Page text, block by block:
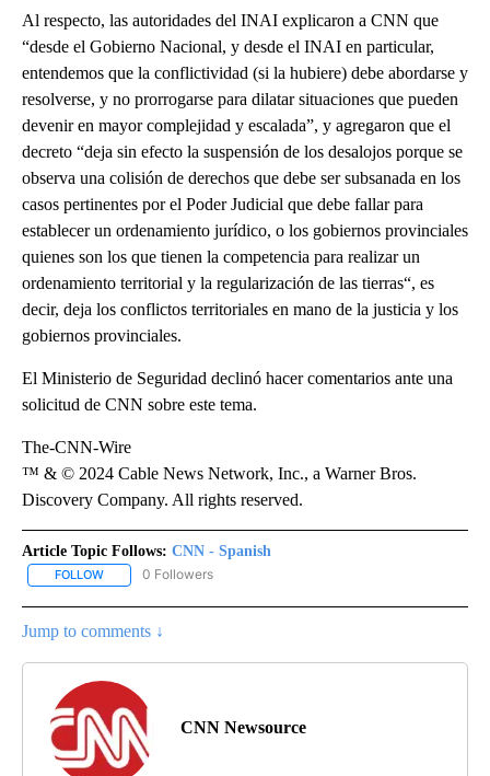
Al respecto, las autoridades del INAI explicaron a CNN que
“desde el Gobierno Nacional, y desde el INAI en particular,
entendemos que la conflictividad (si la hubiere) debe abordarse y
resolverse, y no prorrogarse para dilatar situaciones que pueden
devenir en mayor complejidad y escalada”, y agregaron que el
decreto “deja sin efecto la suspensión de los desalojos porque se
observa una colisión de derechos que debe ser subsanada en los
casos pertinentes por el Poder Judicial que debe fallar para
establecer un ordenamiento jurídico, o los gobiernos provinciales
quienes son los que tienen la competencia para realizar un
ordenamiento territorial y la regularización de las tierras“, es
decir, deja los conflictos territoriales en mano de la justicia y los
gobiernos provinciales.
El Ministerio de Seguridad declinó hacer comentarios ante una
solicitud de CNN sobre este tema.
The-CNN-Wire
™ & © 2024 Cable News Network, Inc., a Warner Bros.
Discovery Company. All rights reserved.
Article Topic Follows: CNN - Spanish
FOLLOW FOLLOW "CNN - SPANISH" TO RECEIVE NOTIFICATIONS ABOUT
0 Followers
Jump to comments ↓
CNN Newsource